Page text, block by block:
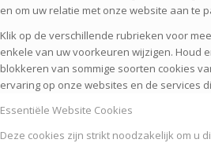
en om uw relatie met onze website aan te
Klik op de verschillende rubrieken voor
enkele van uw voorkeuren wijzigen. Houd
blokkeren van sommige soorten cookies
ervaring op onze websites en de services
Essentiële Website Cookies
Deze cookies zijn strikt noodzakelijk om u